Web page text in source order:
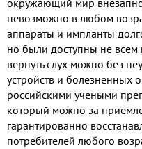
окружающий мир внезапно
невозможно в любом
аппараты и импланты
но были доступны не всем
вернуть слух можно без
устройств и болезненных
российскими учеными
который можно за
гарантированно
потребителей любого